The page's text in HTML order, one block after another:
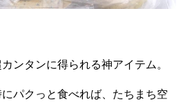
ンタンに得られる神アイテム。
パクっと食べれば、たちまち空